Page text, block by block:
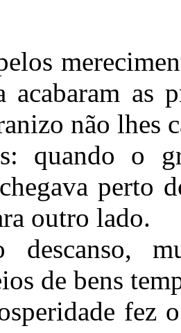
acabaram as
não lhes
quando o
perto
outro lado.
de bens
fez